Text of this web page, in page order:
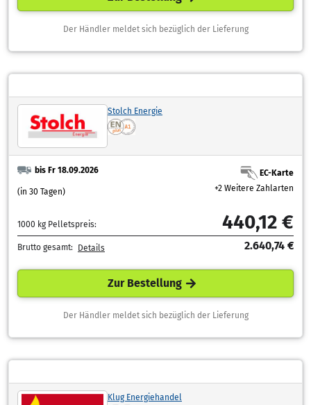
Der Händler meldet sich bezüglich der Lieferung
Stolch Energie
bis Fr 18.09.2026
(in 30 Tagen)
EC-Karte
+2 Weitere Zahlarten
1000 kg Pelletspreis: 440,12 €
Brutto gesamt: Details 2.640,74 €
Zur Bestellung
Der Händler meldet sich bezüglich der Lieferung
Klug Energiehandel